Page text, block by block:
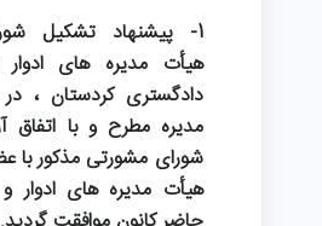
1- پیشنهاد تشکیل
هیأت مدیره های ادوار
دادگستری کردستان ،
مدیره مطرح و با اتفاق
شورای مشورتی مذکور با
هیأت مدیره های ادوار